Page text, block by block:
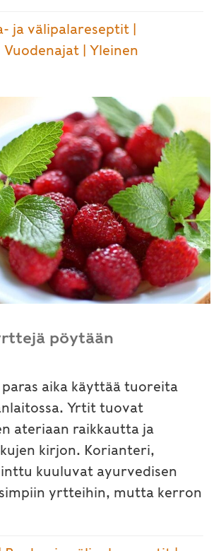
ja välipalareseptit
Vuodenajat Yleinen
pöytään
aika käyttää tuoreita
Yrtit tuovat
ateriaan raikkautta ja
kirjon. Korianteri,
kuuluvat ayurvedisen
yrtteihin, mutta kerron